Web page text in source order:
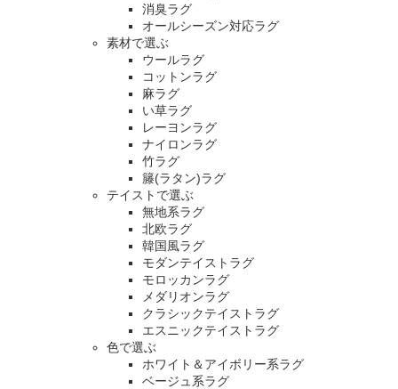
消臭ラグ
オールシーズン対応ラグ
素材で選ぶ
ウールラグ
コットンラグ
麻ラグ
い草ラグ
レーヨンラグ
ナイロンラグ
竹ラグ
籐(ラタン)ラグ
テイストで選ぶ
無地系ラグ
北欧ラグ
韓国風ラグ
モダンテイストラグ
モロッカンラグ
メダリオンラグ
クラシックテイストラグ
エスニックテイストラグ
色で選ぶ
ホワイト＆アイボリー系ラグ
ベージュ系ラグ